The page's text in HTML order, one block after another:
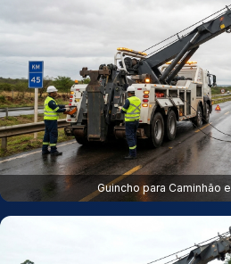
Guincho para Caminhão